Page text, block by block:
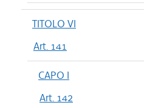
TITOLO VI
Art. 141
CAPO I
Art. 142